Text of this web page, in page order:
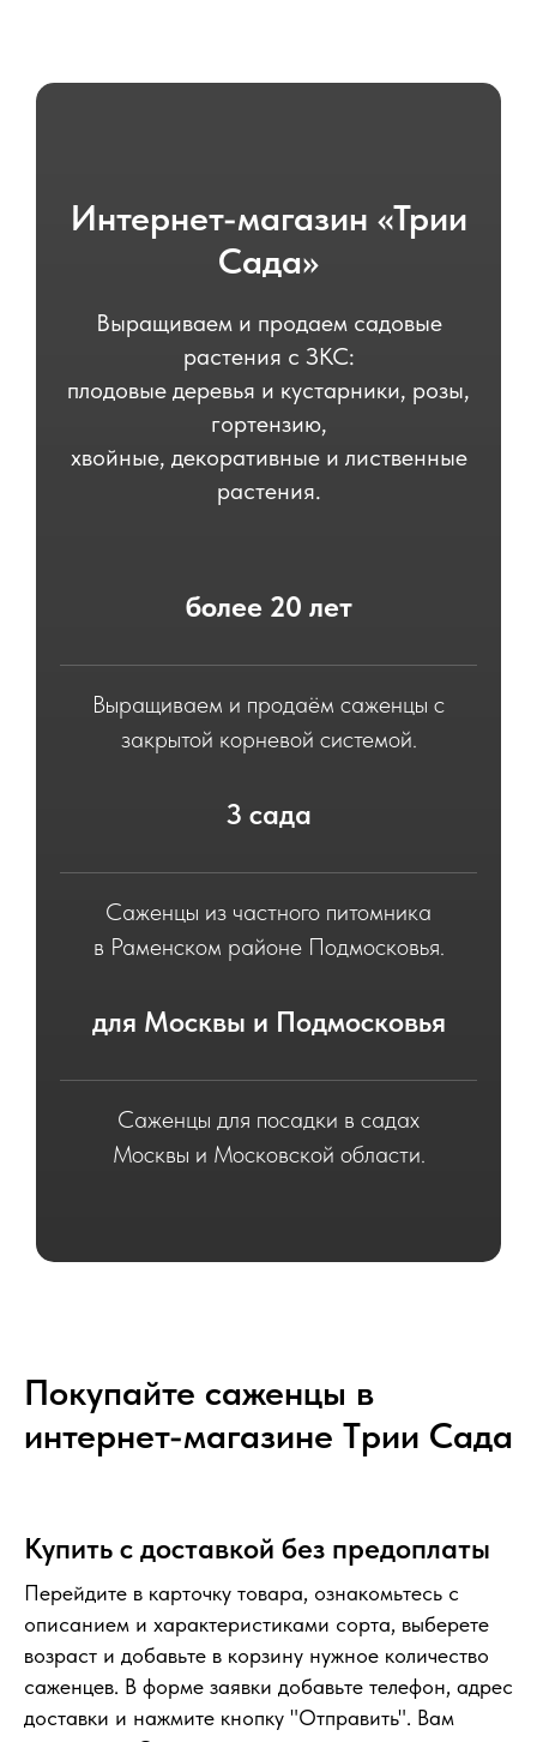
Интернет-магазин «Трии
Сада»
Выращиваем и продаем садовые
растения с ЗКС:
плодовые деревья и кустарники, розы,
гортензию,
хвойные, декоративные и лиственные
растения.
более 20 лет
Выращиваем и продаём саженцы с
закрытой корневой системой.
3 сада
Саженцы из частного питомника
в Раменском районе Подмосковья.
для Москвы и Подмосковья
Саженцы для посадки в садах
Москвы и Московской области.
Покупайте саженцы в
интернет-магазине Tрии Сада
Купить с доставкой без предоплаты
Перейдите в карточку товара, ознакомьтесь с
описанием и характеристиками сорта, выберете
возраст и добавьте в корзину нужное количество
саженцев. В форме заявки добавьте телефон, адрес
доставки и нажмите кнопку "Отправить". Вам